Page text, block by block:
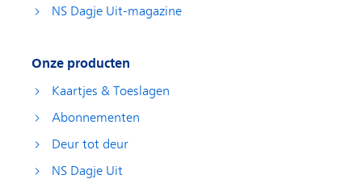
NS Dagje Uit-magazine
Onze producten
Kaartjes & Toeslagen
Abonnementen
Deur tot deur
NS Dagje Uit